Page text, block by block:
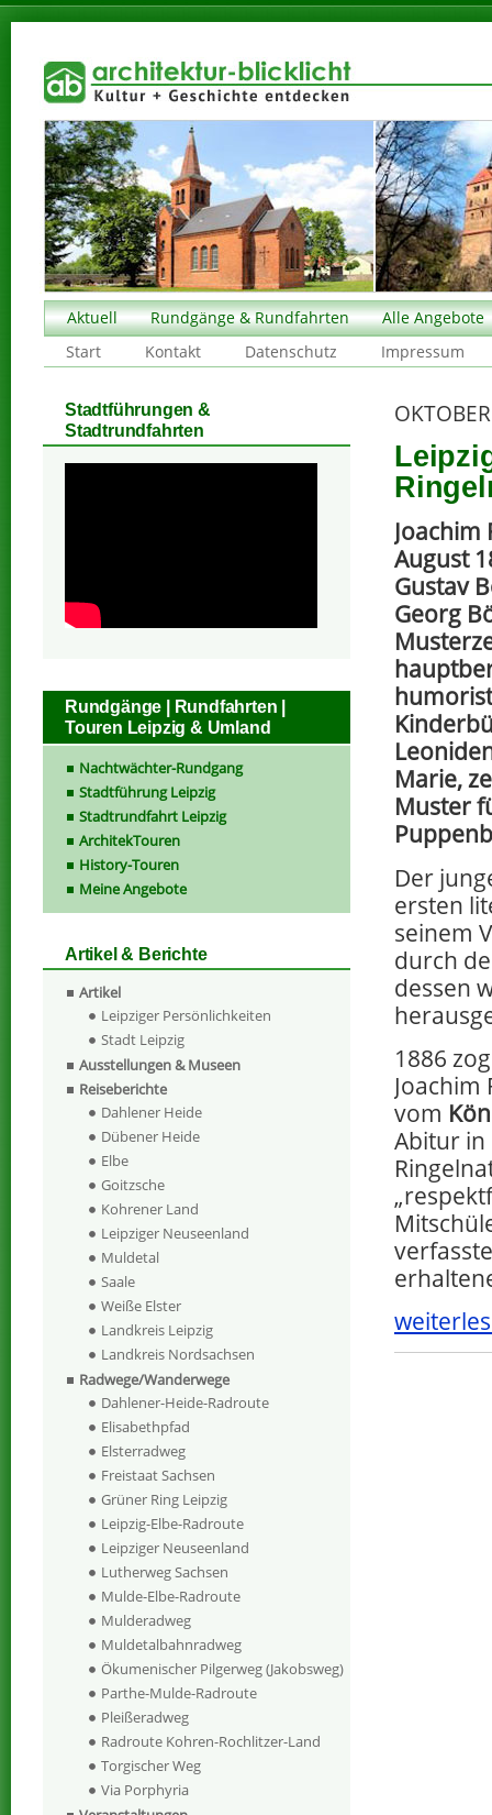
Aktuell Rundgänge & Rundfahrten
Alle Angebote
Start
Kontakt Datenschutz Impressum
Joachim
August
Gustav
Georg
Marie,
Muster
Der
ersten
seinem
durch
dessen
1886
vom
Abitur in
Stadtführungen &
Stadtrundfahrten
Rundgänge | Rundfahrten |
Touren Leipzig & Umland
Nachtwächter-Rundgang
Stadtführung Leipzig
Stadtrundfahrt Leipzig
ArchitekTouren
History-Touren
Meine Angebote
Artikel & Berichte
Artikel
Leipziger Persönlichkeiten
Stadt Leipzig
Ausstellungen & Museen
Reiseberichte
Dahlener Heide
Dübener Heide
Elbe
Goitzsche
Kohrener Land
Leipziger Neuseenland
Muldetal
Saale
Weiße Elster
Landkreis Leipzig
Landkreis Nordsachsen
Radwege/Wanderwege
Dahlener-Heide-Radroute
Elisabethpfad
Elsterradweg
Freistaat Sachsen
Grüner Ring Leipzig
Leipzig-Elbe-Radroute
Leipziger Neuseenland
Lutherweg Sachsen
Mulde-Elbe-Radroute
Mulderadweg
Muldetalbahnradweg
Ökumenischer Pilgerweg (Jakobsweg)
Parthe-Mulde-Radroute
Pleißeradweg
Radroute Kohren-Rochlitzer-Land
Torgischer Weg
Via Porphyria